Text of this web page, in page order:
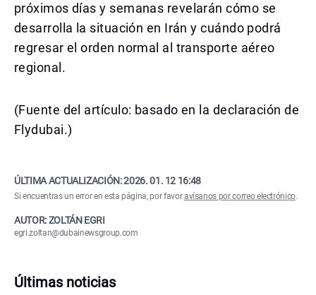
próximos días y semanas revelarán cómo se
desarrolla la situación en Irán y cuándo podrá
regresar el orden normal al transporte aéreo
regional.
(Fuente del artículo: basado en la declaración de
Flydubai.)
ÚLTIMA ACTUALIZACIÓN:2026. 01. 12 16:48
Si encuentras un error en esta página, por favoravísanos por correo electrónico.
AUTOR: ZOLTÁN EGRI
egri.zoltan@dubainewsgroup.com
Últimas noticias